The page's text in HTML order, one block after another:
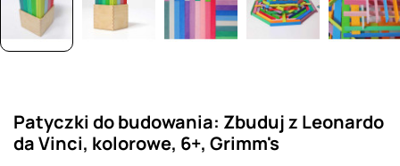
Patyczki do budowania: Zbuduj z Leonardo
da Vinci, kolorowe, 6+, Grimm's